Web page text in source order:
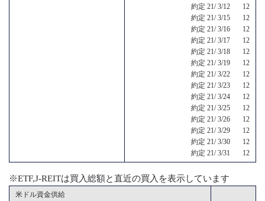
約定 21/ 3/12 12
約定 21/ 3/15 12
約定 21/ 3/16 12
約定 21/ 3/17 12
約定 21/ 3/18 12
約定 21/ 3/19 12
約定 21/ 3/22 12
約定 21/ 3/23 12
約定 21/ 3/24 12
約定 21/ 3/25 12
約定 21/ 3/26 12
約定 21/ 3/29 12
約定 21/ 3/30 12
約定 21/ 3/31 12
※ETF,J-REITは買入総額と直近の買入を表示しています
米ドル資金供給